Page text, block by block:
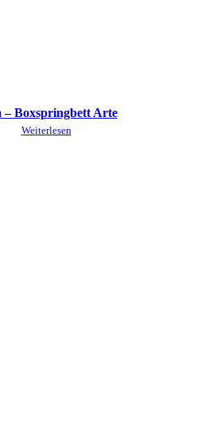
– Boxspringbett Arte
Weiterlesen